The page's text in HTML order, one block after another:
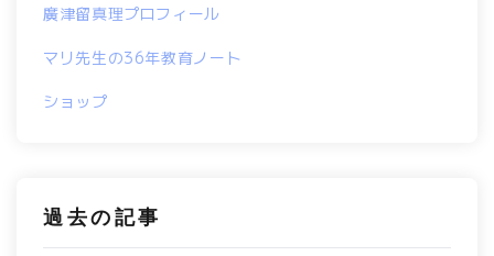
廣津留真理プロフィール
マリ先生の36年教育ノート
ショップ
過去の記事